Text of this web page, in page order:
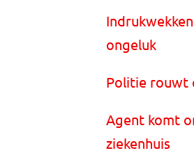
ongeluk
Politie rouwt
Agent komt
ziekenhuis